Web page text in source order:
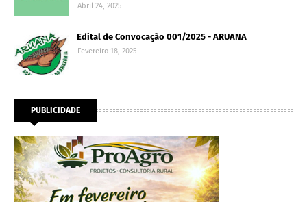
Abril 24, 2025
Edital de Convocação 001/2025 - ARUANA
Fevereiro 18, 2025
PUBLICIDADE